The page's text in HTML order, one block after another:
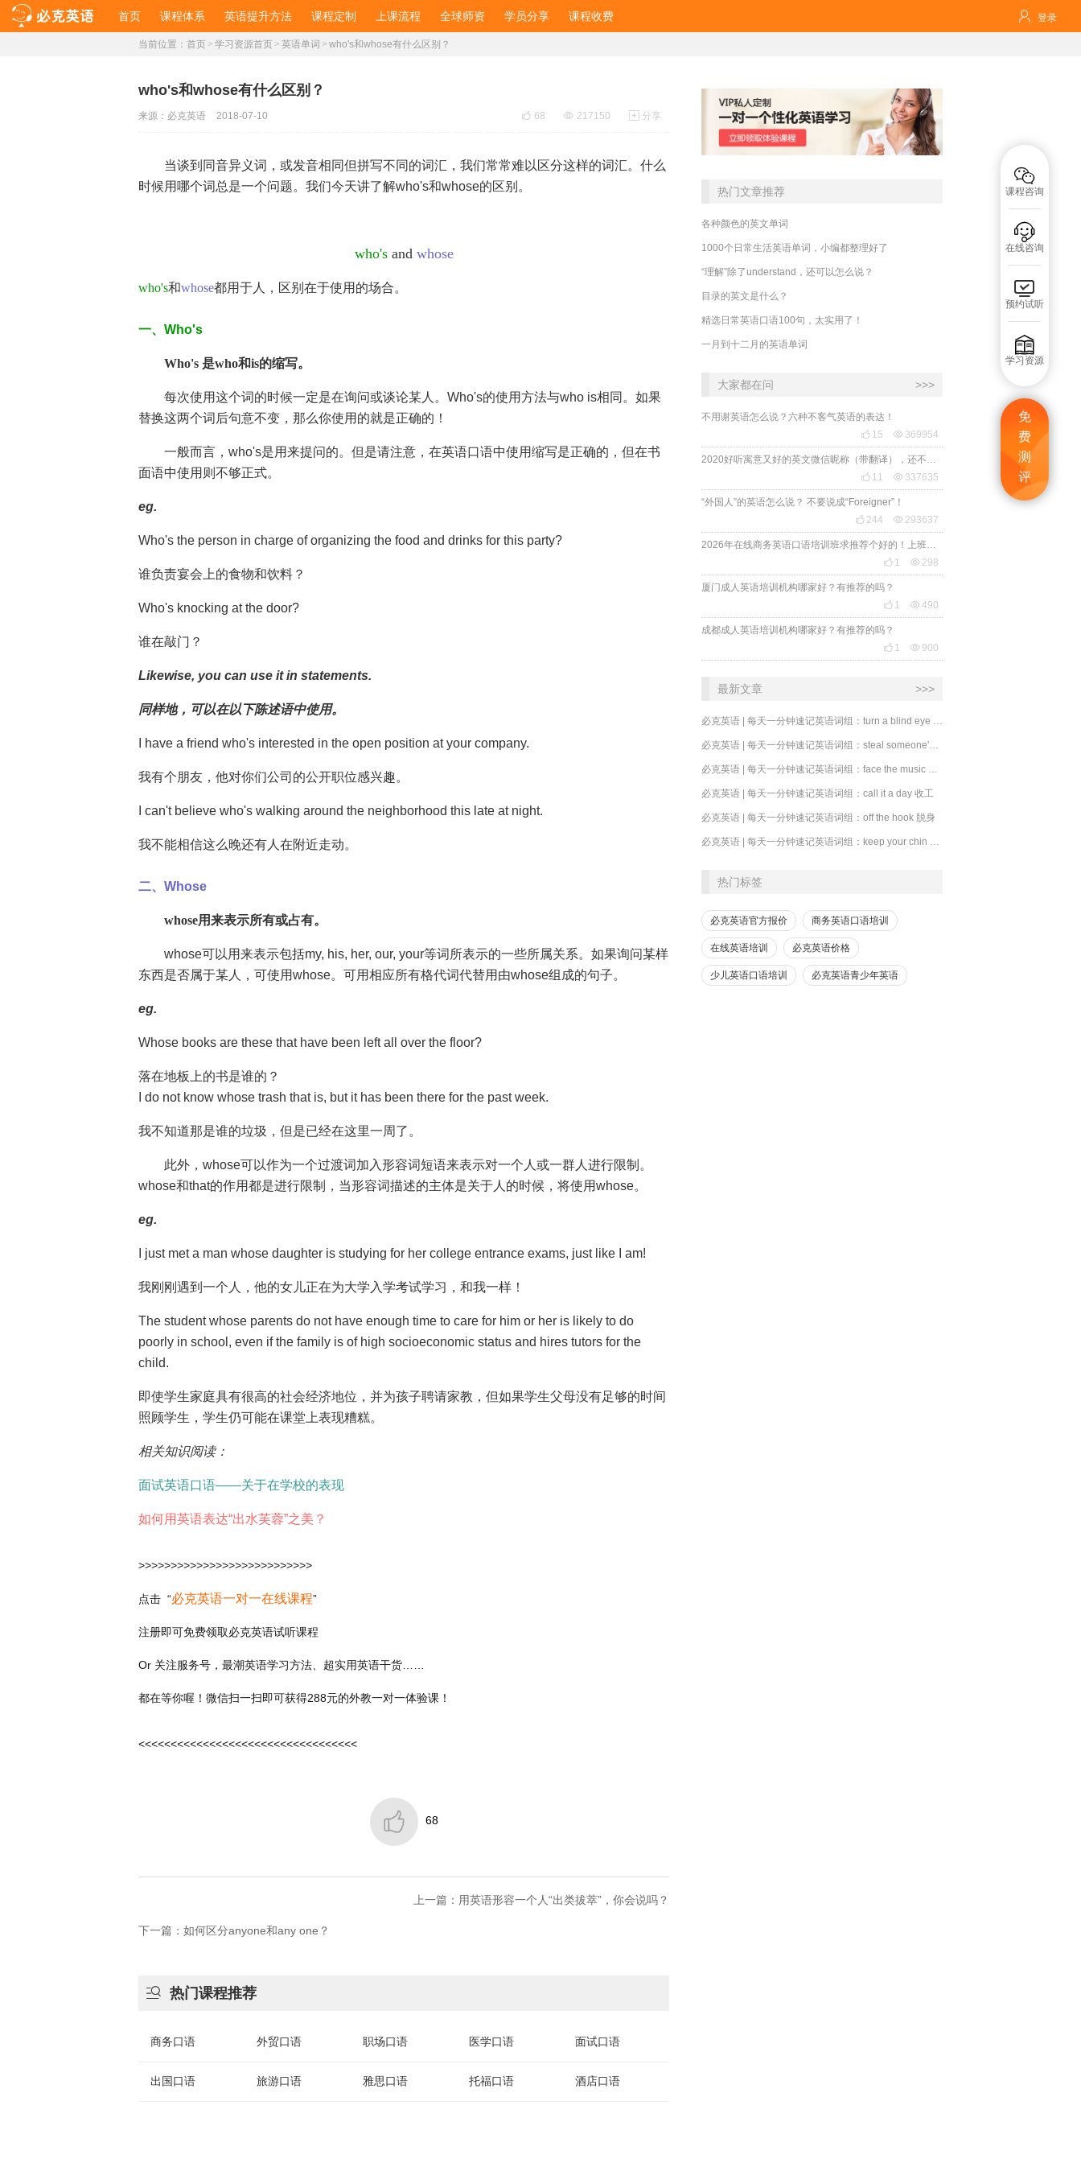
首页 课程体系 英语提升方法 课程定制 上课流程 全球师资 学员分享 课程收费  登录

课程咨询

在线咨询

预约试听

学习资源
免
费
测
评
当前位置： 首页 > 学习资源首页 > 英语单词 > who's和whose有什么区别？
who's和whose有什么区别？
 68  217150  分享
来源： 必克英语 2018-07-10
当谈到同音异义词，或发音相同但拼写不同的词汇，我们常常难以区分这样的词汇。什么
时候用哪个词总是一个问题。我们今天讲了解who's和whose的区别。
who'sand whose
who's和whose都用于人，区别在于使用的场合。
一、Who's
Who's 是who和is的缩写。
每次使用这个词的时候一定是在询问或谈论某人。Who's的使用方法与who is相同。如果
替换这两个词后句意不变，那么你使用的就是正确的！
一般而言，who's是用来提问的。但是请注意，在英语口语中使用缩写是正确的，但在书
面语中使用则不够正式。
eg.
Who's the person in charge of organizing the food and drinks for this party?
谁负责宴会上的食物和饮料？
Who's knocking at the door?
谁在敲门？
Likewise, you can use it in statements.
同样地，可以在以下陈述语中使用。
I have a friend who's interested in the open position at your company.
我有个朋友，他对你们公司的公开职位感兴趣。
I can't believe who's walking around the neighborhood this late at night.
我不能相信这么晚还有人在附近走动。
二、Whose
whose用来表示所有或占有。
whose可以用来表示包括my, his, her, our, your等词所表示的一些所属关系。如果询问某样
东西是否属于某人，可使用whose。可用相应所有格代词代替用由whose组成的句子。
eg.
Whose books are these that have been left all over the floor?
落在地板上的书是谁的？
I do not know whose trash that is, but it has been there for the past week.
我不知道那是谁的垃圾，但是已经在这里一周了。
此外，whose可以作为一个过渡词加入形容词短语来表示对一个人或一群人进行限制。
whose和that的作用都是进行限制，当形容词描述的主体是关于人的时候，将使用whose。
eg.
I just met a man whose daughter is studying for her college entrance exams, just like I am!
我刚刚遇到一个人，他的女儿正在为大学入学考试学习，和我一样！
The student whose parents do not have enough time to care for him or her is likely to do
poorly in school, even if the family is of high socioeconomic status and hires tutors for the
child.
即使学生家庭具有很高的社会经济地位，并为孩子聘请家教，但如果学生父母没有足够的时间
照顾学生，学生仍可能在课堂上表现糟糕。
相关知识阅读：
面试英语口语——关于在学校的表现
如何用英语表达“出水芙蓉”之美？
>>>>>>>>>>>>>>>>>>>>>>>>>>>
点击 “必克英语一对一在线课程”
注册即可免费领取必克英语试听课程
Or 关注服务号 ，最潮英语学习方法、超实用英语干货……
都在等你喔！微信扫一扫即可获得288元的外教一对一体验课！
<<<<<<<<<<<<<<<<<<<<<<<<<<<<<<<<<<
 68
上一篇：用英语形容一个人“出类拔萃”，你会说吗？
下一篇：如何区分anyone和any one？
 热门课程推荐
商务口语 外贸口语 职场口语 医学口语 面试口语
出国口语 旅游口语 雅思口语 托福口语 酒店口语
热门文章推荐
各种颜色的英文单词
1000个日常生活英语单词，小编都整理好了
“理解”除了understand，还可以怎么说？
目录的英文是什么？
精选日常英语口语100句，太实用了！
一月到十二月的英语单词
大家都在问 >>>
不用谢英语怎么说？六种不客气英语的表达！
 15  369954
 11  337635
“外国人”的英语怎么说？ 不要说成“Foreigner”！
 244  293637
 1  298
厦门成人英语培训机构哪家好？有推荐的吗？
 1 490
成都成人英语培训机构哪家好？有推荐的吗？
 1  900
最新文章 >>>
​必克英语 | 每天一分钟速记英语词组：call it a day 收工
​必克英语 | 每天一分钟速记英语词组：off the hook 脱身
热门标签
必克英语官方报价 商务英语口语培训
在线英语培训 必克英语价格
少儿英语口语培训 必克英语青少年英语